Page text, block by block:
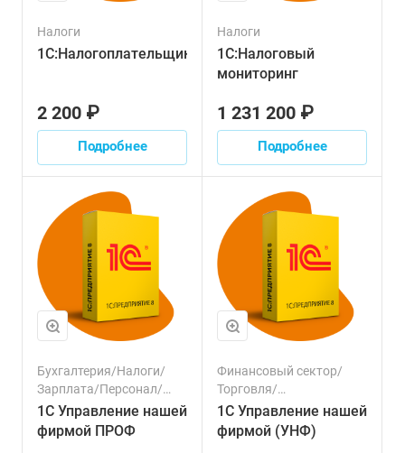
Налоги
1С:Налогоплательщик
2 200 ₽
Подробнее
Налоги
1С:Налоговый
мониторинг
1 231 200 ₽
Подробнее
Бухгалтерия/Налоги/
Зарплата/Персонал/
Клиенты/Продажи/
Управленческий учет/
Финансовый сектор/
1С Управление нашей
фирмой ПРОФ
Финансовый сектор/
Торговля/
Производство/
Бухгалтерия/Налоги/
Зарплата/Персонал/
1С Управление нашей
фирмой (УНФ)